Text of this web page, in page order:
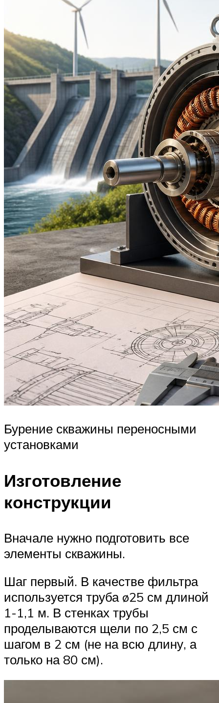
Бурение скважины переносными
установками
Изготовление
конструкции
Вначале нужно подготовить все
элементы скважины.
Шаг первый. В качестве фильтра
используется труба ø25 см длиной
1-1,1 м. В стенках трубы
проделываются щели по 2,5 см с
шагом в 2 см (не на всю длину, а
только на 80 см).